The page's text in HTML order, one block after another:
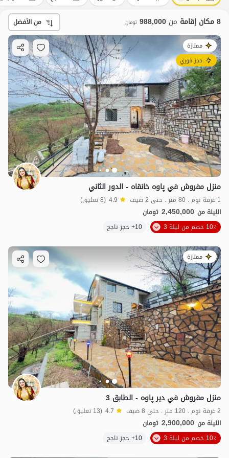
8 مكان إقامة من 988,000 تومان من الأفضل
ممتازة
حجز فوري
منزل مفروش في پاوه خانقاه - الدور الثاني
1 غرفة نوم . 80 متر . حتى 2 ضيف 4.9 (8 تعليق)
الليلة من 2,450,000 تومان
10٪ خصم من ليلة 3
10+ حجز ناجح
ممتازة
منزل مفروش في دير پاوه - الطابق 3
2 غرفة نوم . 120 متر . حتى 8 ضيف 4.7 (13 تعليق)
الليلة من 2,900,000 تومان
10٪ خصم من ليلة 3
10+ حجز ناجح